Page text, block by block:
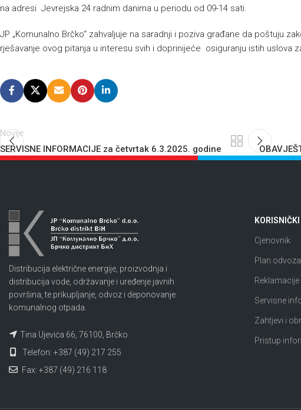
na adresi Jevrejska 24 radnim danima u periodu od 09-14 sati.
JP „Komunalno Brčko“ zahvaljuje na saradnji i poziva građane da poštuju
rješavanje ovog pitanja u interesu svih i doprinijeće osiguranju istih uslova
Novije
SERVISNE INFORMACIJE za četvrtak 6.3.2025. godine
Distribucija električne energije, proizvodnja i
distribucija vode, održavanje i uređenje javnih
površina, te prikupljanje, odvoz i deponovanje
komunalnog otpada.
Tina Ujevića 66, 76100, Brčko
Telefon: +387 (49) 217 255
Fax: +387 (49) 216 118
Cjenovnik
Plan
Reklamacije
Servisne
Zahtjevi i
Pristup